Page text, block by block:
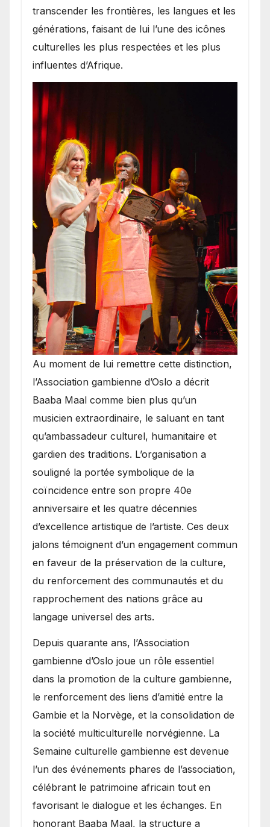
transcender les frontières, les langues et les
générations, faisant de lui l’une des icônes
culturelles les plus respectées et les plus
influentes d’Afrique.
​Au moment de lui remettre cette distinction,
l’Association gambienne d’Oslo a décrit
Baaba Maal comme bien plus qu’un
musicien extraordinaire, le saluant en tant
qu’ambassadeur culturel, humanitaire et
gardien des traditions. L’organisation a
souligné la portée symbolique de la
coïncidence entre son propre 40e
anniversaire et les quatre décennies
d’excellence artistique de l’artiste. Ces deux
jalons témoignent d’un engagement commun
en faveur de la préservation de la culture,
du renforcement des communautés et du
rapprochement des nations grâce au
langage universel des arts.
​Depuis quarante ans, l’Association
gambienne d’Oslo joue un rôle essentiel
dans la promotion de la culture gambienne,
le renforcement des liens d’amitié entre la
Gambie et la Norvège, et la consolidation de
la société multiculturelle norvégienne. La
Semaine culturelle gambienne est devenue
l’un des événements phares de l’association,
célébrant le patrimoine africain tout en
favorisant le dialogue et les échanges. En
honorant Baaba Maal, la structure a